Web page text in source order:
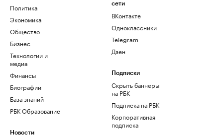
Политика
Экономика
Общество
Бизнес
Технологии и
медиа
Финансы
Биографии
База знаний
РБК Образование
Новости
сети
ВКонтакте
Одноклассники
Telegram
Дзен
Подписки
Скрыть баннеры
на РБК
Подписка на РБК
Корпоративная
подписка